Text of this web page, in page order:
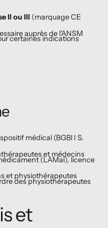
II ou III (marquage CE
auprès de l'ANSM
certaines indications
médical (BGBl I S.
et médecins
(LAMal), licence
et physiothérapeutes
des physiothérapeutes
et